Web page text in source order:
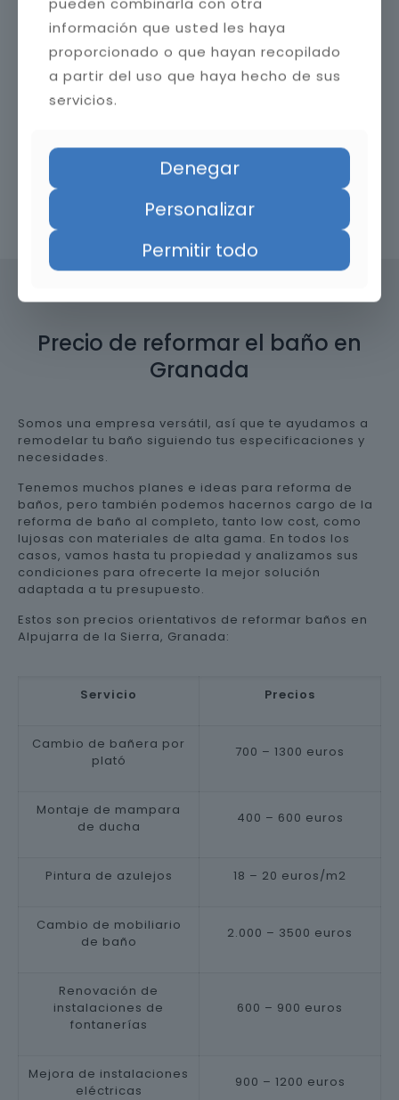
Contacta con nosotros
Precio de reformar el baño en
Granada
Somos una empresa versátil, así que te ayudamos a
remodelar tu baño siguiendo tus especificaciones y
necesidades.
Tenemos muchos planes e ideas para reforma de
baños, pero también podemos hacernos cargo de la
reforma de baño al completo, tanto low cost, como
lujosas con materiales de alta gama. En todos los
casos, vamos hasta tu propiedad y analizamos sus
condiciones para ofrecerte la mejor solución
adaptada a tu presupuesto.
Estos son precios orientativos de reformar baños en
Alpujarra de la Sierra, Granada:
Servicio Precios
Cambio de bañera por
plató
700 – 1300 euros
Montaje de mampara
de ducha
400 – 600 euros
Pintura de azulejos 18 – 20 euros/m2
Cambio de mobiliario
de baño
2.000 – 3500 euros
Renovación de
instalaciones de
fontanerías
600 – 900 euros
Mejora de instalaciones
eléctricas
900 – 1200 euros
información que usted les haya
proporcionado o que hayan recopilado
a partir del uso que haya hecho de sus
servicios.
Denegar
Personalizar
Permitir todo